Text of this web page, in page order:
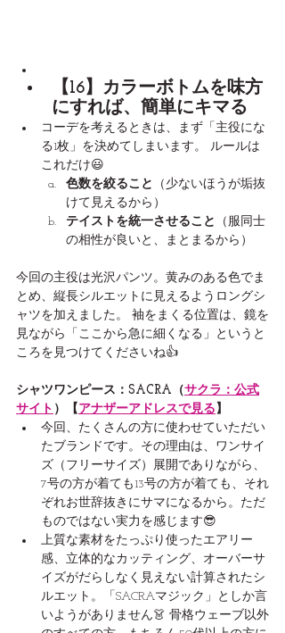
【16】カラーボトムを味方
にすれば、簡単にキマる
コーデを考えるときは、まず「主役にな
る1枚」を決めてしまいます。 ルールは
これだけ😃
色数を絞ること
（少ないほうが垢抜
けて見えるから）
テイストを統一させること
（服同士
の相性が良いと、まとまるから）
今回の主役は光沢パンツ。黄みのある色でま
とめ、縦長シルエットに見えるようロングシ
ャツを加えました。 袖をまくる位置は、鏡を
見ながら「ここから急に細くなる」というと
ころを見つけてくださいね👍
シャツワンピース：SACRA（サクラ：公式
サイト ）【アナザーアドレスで見る 】
今回、たくさんの方に使わせていただい
たブランドです。その理由は、ワンサイ
ズ（フリーサイズ）展開でありながら、
7号の方が着ても13号の方が着ても、それ
ぞれお世辞抜きにサマになるから。ただ
ものではない実力を感じます😎
上質な素材をたっぷり使ったエアリー
感、立体的なカッティング、オーバーサ
イズがだらしなく見えない計算されたシ
ルエット。「SACRAマジック」としか言
いようがありません👗 骨格ウェーブ以外